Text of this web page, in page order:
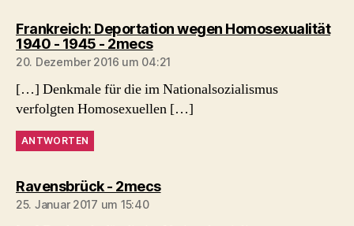
Frankreich: Deportation wegen Homosexualität
1940 - 1945 - 2mecssagt:
20. Dezember 2016 um 04:21
[…] Denkmale für die im Nationalsozialismus
verfolgten Homosexuellen […]
ANTWORTEN
Ravensbrück - 2mecssagt:
25. Januar 2017 um 15:40